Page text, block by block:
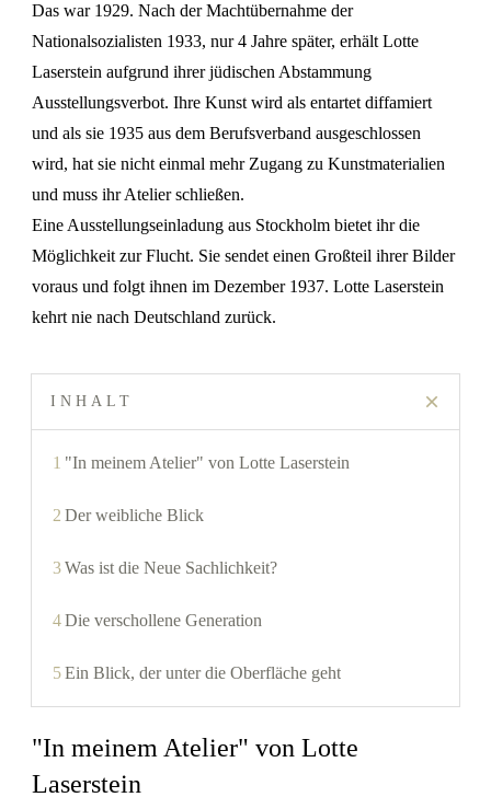
Das war 1929. Nach der Machtübernahme der
Nationalsozialisten 1933, nur 4 Jahre später, erhält Lotte
Laserstein aufgrund ihrer jüdischen Abstammung
Ausstellungsverbot. Ihre Kunst wird als entartet diffamiert
und als sie 1935 aus dem Berufsverband ausgeschlossen
wird, hat sie nicht einmal mehr Zugang zu Kunstmaterialien
und muss ihr Atelier schließen.
Eine Ausstellungseinladung aus Stockholm bietet ihr die
Möglichkeit zur Flucht. Sie sendet einen Großteil ihrer Bilder
voraus und folgt ihnen im Dezember 1937. Lotte Laserstein
kehrt nie nach Deutschland zurück.
INHALT
1 "In meinem Atelier" von Lotte Laserstein
2 Der weibliche Blick
3Was ist die Neue Sachlichkeit?
4Die verschollene Generation
5Ein Blick, der unter die Oberfläche geht
"In meinem Atelier" von Lotte
Laserstein